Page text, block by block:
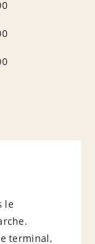
le
terminal,